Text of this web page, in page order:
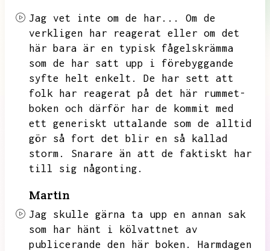
Jag vet inte om de har...
Om de
verkligen har reagerat eller om det
här bara är en typisk fågelskrämma
som de har satt upp i förebyggande
syfte helt enkelt.
De har sett att
folk har reagerat på det här rummet-
boken och därför har de kommit med
ett generiskt uttalande som de alltid
gör så fort det blir en så kallad
storm.
Snarare än att de faktiskt har
till sig någonting.
Martin
Jag skulle gärna ta upp en annan sak
som har hänt i kölvattnet av
publicerande den här boken.
Harmdagen